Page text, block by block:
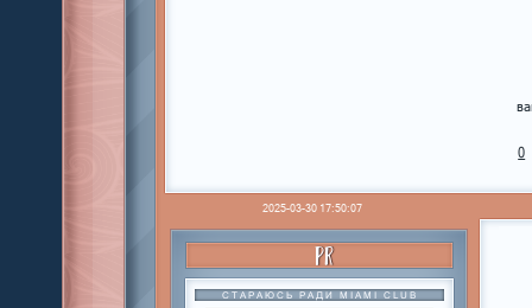
0
2025-03-30 17:50:07
PR
СТАРАЮСЬ РАДИ MIAMI CLUB